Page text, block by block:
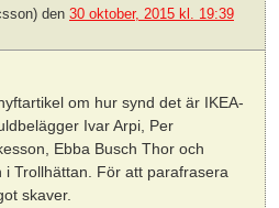
den 30 oktober, 2015 kl. 19:39
om hur synd det är IKEA-
Ivar Arpi, Per
Ebba Busch Thor och
i Trollhättan. För att parafrasera
skaver.